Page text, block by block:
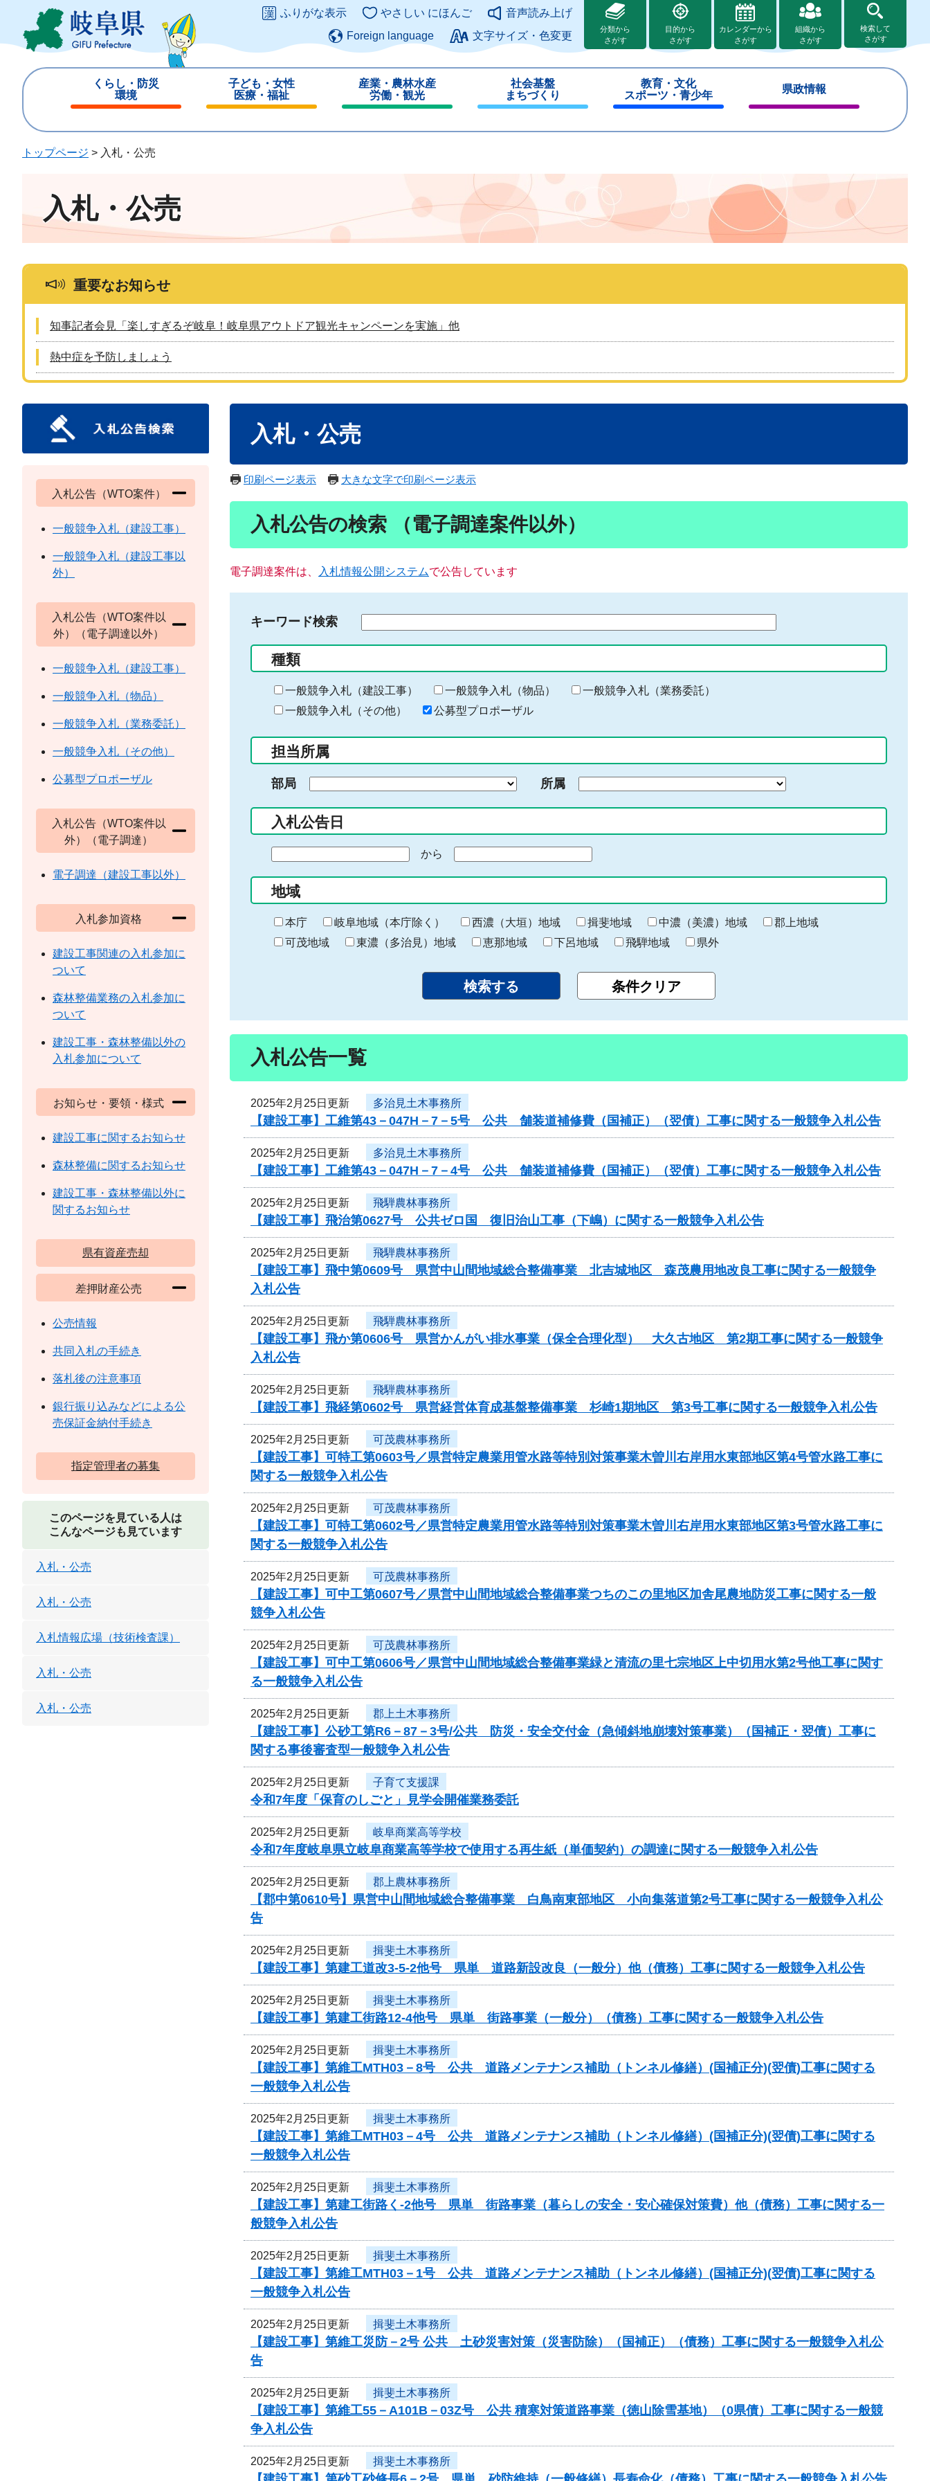
ジ
ュ
このページの本文へ
ふりがな表示 やさしい にほんご
音声読み上げ
Foreign language
文字サイズ・色変更
分類から
さがす
目的から
さがす
カレンダーから
さがす
組織から
さがす
検索して
さがす
くらし・防災
環境
じ
子ども・女性
医療・福祉
じ
産業・農林水産
労働・観光
じ
社会基盤
まちづくり
じ
教育・文化
スポーツ・青少年
じ
県政情報
じ
トップページ > 入札・公売
入札・公売
重要なお知らせ
知事記者会見「楽しすぎるぞ岐阜！岐阜県アウトドア観光キャンペーンを実施」他
熱中症を予防しましょう
入札・公売
印刷ページ表示 大きな文字で印刷ページ表示
入札公告の検索 （電子調達案件以外）
電子調達案件は、 入札情報公開システムで公告しています
キーワード検索
る
キ
ー
ー
入
力
種類
一般競争入札（建設工事） 一般競争入札（物品）
一般競争入札（業務委託）
一般競争入札（その他）
公募型プロポーザル
担当所属
部局 所属
入札公告日
の
始
ま
り
から
終
わ
り
地域
本庁 岐阜地域（本庁除く） 西濃（大垣）地域 揖斐地域 中濃（美濃）地域
郡上地域
可茂地域
東濃（多治見）地域 恵那地域 下呂地域 飛騨地域 県外
入札公告一覧
2025年2月25日更新 多治見土木事務所
【建設工事】工維第43－047H－7－5号 公共 舗装道補修費（国補正）（翌債）工事に関する一般競争入札公告
2025年2月25日更新 多治見土木事務所
【建設工事】工維第43－047H－7－4号 公共 舗装道補修費（国補正）（翌債）工事に関する一般競争入札公告
2025年2月25日更新 飛騨農林事務所
【建設工事】飛治第0627号 公共ゼロ国 復旧治山工事（下嶋）に関する一般競争入札公告
2025年2月25日更新 飛騨農林事務所
【建設工事】飛中第0609号 県営中山間地域総合整備事業 北吉城地区 森茂農用地改良工事に関する一般競争
入札公告
2025年2月25日更新 飛騨農林事務所
【建設工事】飛か第0606号 県営かんがい排水事業（保全合理化型） 大久古地区 第2期工事に関する一般競争
入札公告
2025年2月25日更新 飛騨農林事務所
【建設工事】飛経第0602号 県営経営体育成基盤整備事業 杉崎1期地区 第3号工事に関する一般競争入札公告
2025年2月25日更新 可茂農林事務所
【建設工事】可特工第0603号／県営特定農業用管水路等特別対策事業木曽川右岸用水東部地区第4号管水路工事に
関する一般競争入札公告
2025年2月25日更新 可茂農林事務所
【建設工事】可特工第0602号／県営特定農業用管水路等特別対策事業木曽川右岸用水東部地区第3号管水路工事に
関する一般競争入札公告
2025年2月25日更新 可茂農林事務所
【建設工事】可中工第0607号／県営中山間地域総合整備事業つちのこの里地区加舎尾農地防災工事に関する一般
競争入札公告
2025年2月25日更新 可茂農林事務所
【建設工事】可中工第0606号／県営中山間地域総合整備事業緑と清流の里七宗地区上中切用水第2号他工事に関す
る一般競争入札公告
2025年2月25日更新 郡上土木事務所
【建設工事】公砂工第R6－87－3号/公共 防災・安全交付金（急傾斜地崩壊対策事業）（国補正・翌債）工事に
関する事後審査型一般競争入札公告
2025年2月25日更新 子育て支援課
令和7年度「保育のしごと」見学会開催業務委託
2025年2月25日更新 岐阜商業高等学校
令和7年度岐阜県立岐阜商業高等学校で使用する再生紙（単価契約）の調達に関する一般競争入札公告
2025年2月25日更新 郡上農林事務所
【郡中第0610号】県営中山間地域総合整備事業 白鳥南東部地区 小向集落道第2号工事に関する一般競争入札公
告
2025年2月25日更新 揖斐土木事務所
【建設工事】第建工道改3-5-2他号 県単 道路新設改良（一般分）他（債務）工事に関する一般競争入札公告
2025年2月25日更新 揖斐土木事務所
【建設工事】第建工街路12-4他号 県単 街路事業（一般分）（債務）工事に関する一般競争入札公告
2025年2月25日更新 揖斐土木事務所
【建設工事】第維工MTH03－8号 公共 道路メンテナンス補助（トンネル修繕）(国補正分)(翌債)工事に関する
一般競争入札公告
2025年2月25日更新 揖斐土木事務所
【建設工事】第維工MTH03－4号 公共 道路メンテナンス補助（トンネル修繕）(国補正分)(翌債)工事に関する
一般競争入札公告
2025年2月25日更新 揖斐土木事務所
【建設工事】第建工街路く-2他号 県単 街路事業（暮らしの安全・安心確保対策費）他（債務）工事に関する一
般競争入札公告
2025年2月25日更新 揖斐土木事務所
【建設工事】第維工MTH03－1号 公共 道路メンテナンス補助（トンネル修繕）(国補正分)(翌債)工事に関する
一般競争入札公告
2025年2月25日更新 揖斐土木事務所
【建設工事】第維工災防－2号 公共 土砂災害対策（災害防除）（国補正）（債務）工事に関する一般競争入札公
告
2025年2月25日更新 揖斐土木事務所
【建設工事】第維工55－A101B－03Z号 公共 積寒対策道路事業（徳山除雪基地）（0県債）工事に関する一般競
争入札公告
2025年2月25日更新 揖斐土木事務所
入札公告（WTO案件）
一般競争入札（建設工事）
一般競争入札（建設工事以
外）
入札公告（WTO案件以
外）（電子調達以外）
一般競争入札（建設工事）
一般競争入札（物品）
一般競争入札（業務委託）
一般競争入札（その他）
公募型プロポーザル
入札公告（WTO案件以
外）（電子調達）
電子調達（建設工事以外）
入札参加資格
建設工事関連の入札参加に
ついて
森林整備業務の入札参加に
ついて
建設工事・森林整備以外の
入札参加について
お知らせ・要領・様式
建設工事に関するお知らせ
森林整備に関するお知らせ
建設工事・森林整備以外に
関するお知らせ
県有資産売却
差押財産公売
公売情報
共同入札の手続き
落札後の注意事項
銀行振り込みなどによる公
売保証金納付手続き
指定管理者の募集
このページを見ている人は
こんなページも見ています
入札・公売
入札・公売
入札情報広場（技術検査課）
入札・公売
入札・公売